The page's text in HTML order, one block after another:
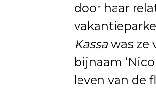
door haar
Kassa was ze
bijnaam
leven van de